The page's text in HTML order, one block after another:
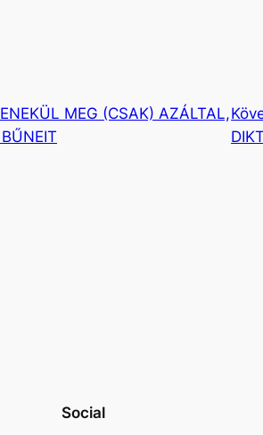
MEG (CSAK) AZÁLTAL,
Social